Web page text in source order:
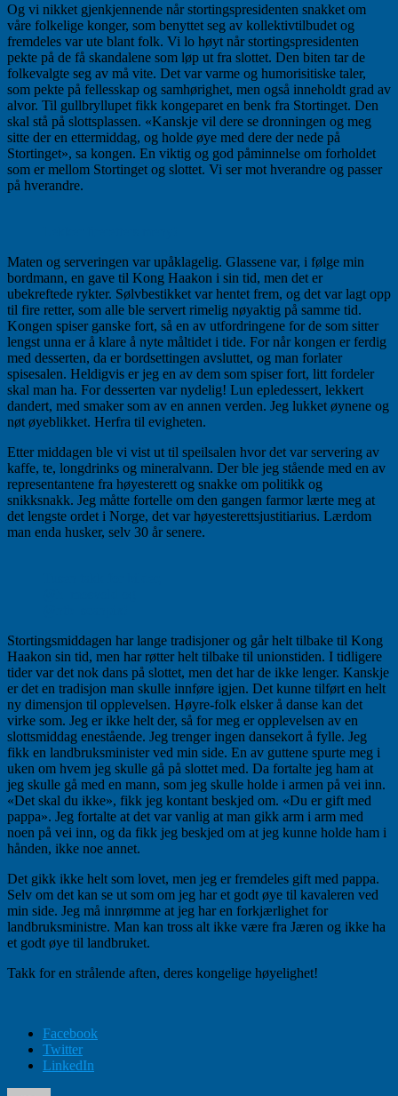
Og vi nikket gjenkjennende når stortingspresidenten snakket om
våre folkelige konger, som benyttet seg av kollektivtilbudet og
fremdeles var ute blant folk. Vi lo høyt når stortingspresidenten
pekte på de få skandalene som løp ut fra slottet. Den biten tar de
folkevalgte seg av må vite. Det var varme og humorisitiske taler,
som pekte på fellesskap og samhørighet, men også inneholdt grad av
alvor. Til gullbryllupet fikk kongeparet en benk fra Stortinget. Den
skal stå på slottsplassen. «Kanskje vil dere se dronningen og meg
sitte der en ettermiddag, og holde øye med dere der nede på
Stortinget», sa kongen. En viktig og god påminnelse om forholdet
som er mellom Stortinget og slottet. Vi ser mot hverandre og passer
på hverandre.
Maten og serveringen var upåklagelig. Glassene var, i følge min
bordmann, en gave til Kong Haakon i sin tid, men det er
ubekreftede rykter. Sølvbestikket var hentet frem, og det var lagt opp
til fire retter, som alle ble servert rimelig nøyaktig på samme tid.
Kongen spiser ganske fort, så en av utfordringene for de som sitter
lengst unna er å klare å nyte måltidet i tide. For når kongen er ferdig
med desserten, da er bordsettingen avsluttet, og man forlater
spisesalen. Heldigvis er jeg en av dem som spiser fort, litt fordeler
skal man ha. For desserten var nydelig! Lun epledessert, lekkert
dandert, med smaker som av en annen verden. Jeg lukket øynene og
nøt øyeblikket. Herfra til evigheten.
Etter middagen ble vi vist ut til speilsalen hvor det var servering av
kaffe, te, longdrinks og mineralvann. Der ble jeg stående med en av
representantene fra høyesterett og snakke om politikk og
snikksnakk. Jeg måtte fortelle om den gangen farmor lærte meg at
det lengste ordet i Norge, det var høyesterettsjustitiarius. Lærdom
man enda husker, selv 30 år senere.
Stortingsmiddagen har lange tradisjoner og går helt tilbake til Kong
Haakon sin tid, men har røtter helt tilbake til unionstiden. I tidligere
tider var det nok dans på slottet, men det har de ikke lenger. Kanskje
er det en tradisjon man skulle innføre igjen. Det kunne tilført en helt
ny dimensjon til opplevelsen. Høyre-folk elsker å danse kan det
virke som. Jeg er ikke helt der, så for meg er opplevelsen av en
slottsmiddag enestående. Jeg trenger ingen dansekort å fylle. Jeg
fikk en landbruksminister ved min side. En av guttene spurte meg i
uken om hvem jeg skulle gå på slottet med. Da fortalte jeg ham at
jeg skulle gå med en mann, som jeg skulle holde i armen på vei inn.
«Det skal du ikke», fikk jeg kontant beskjed om. «Du er gift med
pappa». Jeg fortalte at det var vanlig at man gikk arm i arm med
noen på vei inn, og da fikk jeg beskjed om at jeg kunne holde ham i
hånden, ikke noe annet.
Det gikk ikke helt som lovet, men jeg er fremdeles gift med pappa.
Selv om det kan se ut som om jeg har et godt øye til kavaleren ved
min side. Jeg må innrømme at jeg har en forkjærlighet for
landbruksministre. Man kan tross alt ikke være fra Jæren og ikke ha
et godt øye til landbruket.
Takk for en strålende aften, deres kongelige høyelighet!
Facebook
Twitter
LinkedIn